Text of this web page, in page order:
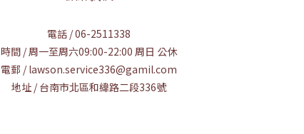
電話 / 06-2511338
時間 / 周一至周六09:00-22:00 周日 公休
電郵 / lawson.service336@gamil.com
地址 / 台南市北區和緯路二段336號